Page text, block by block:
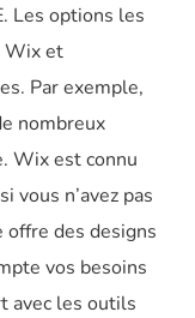
Les options les
Wix et
Par exemple,
nombreux
Wix est connu
vous n’avez pas
offre des designs
vos besoins
avec les outils